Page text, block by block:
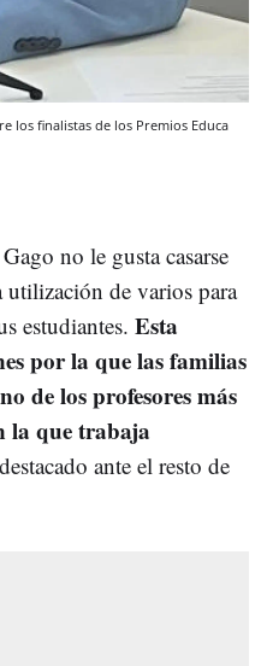
los finalistas de los Premios Educa
no le gusta casarse
de varios para
estudiantes. Esta
por la que las familias
de los profesores más
la que trabaja
ante el resto de